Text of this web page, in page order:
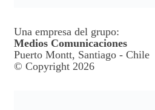
Una empresa del grupo:
Medios Comunicaciones
Puerto Montt, Santiago - Chile
© Copyright 2026